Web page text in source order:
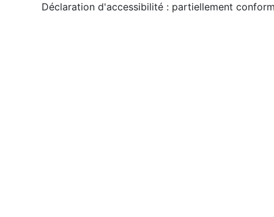
Déclaration d'accessibilité : partiellement